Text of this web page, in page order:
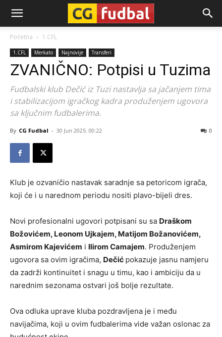
CG-
Fudbal
Početna 1.CFL
1.CFL Merkato Najnovije Transferi
ZVANIČNO: Potpisi u Tuzima
Fudbalski klub Dečić iz Tuzi nastavlja sa jačanjem tima
i stabilizacijom igračkog kadra produženjem ugovora
sa ključnim fudbalerima.
By CG Fudbal - 30 Jun 2025. 00:22 0
Klub je ozvaničio nastavak saradnje sa petoricom igrača,
koji će i u narednom periodu nositi plavo-bijeli dres.
Novi profesionalni ugovori potpisani su sa Draškom
Božovićem, Leonom Ujkajem, Matijom Božanovićem,
Asmirom Kajevićem i Ilirom Camajem. Produženjem
ugovora sa ovim igračima, Dečić pokazuje jasnu namjeru
da zadrži kontinuitet i snagu u timu, kao i ambiciju da u
narednim sezonama ostvari još bolje rezultate.
Ova odluka uprave kluba pozdravljena je i među
navijačima, koji u ovim fudbalerima vide važan oslonac za